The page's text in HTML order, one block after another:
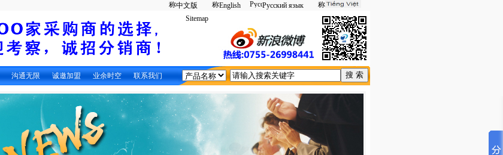
中文版 English
Русский язык
Sitemap
沟通无限 诚邀加盟 业余时空 联系我们